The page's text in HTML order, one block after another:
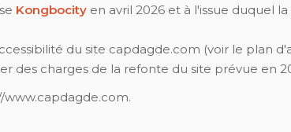
Kongbocity en avril 2026 et à l'issue duquel
du site capdagde.com (voir le plan
des charges de la refonte du site prévue en